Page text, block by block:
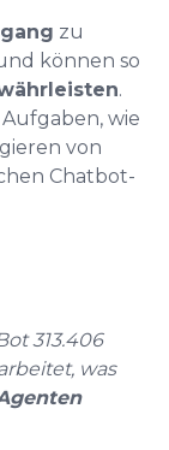
zu
können so
.
wie
von
Chatbot-
313.406
was